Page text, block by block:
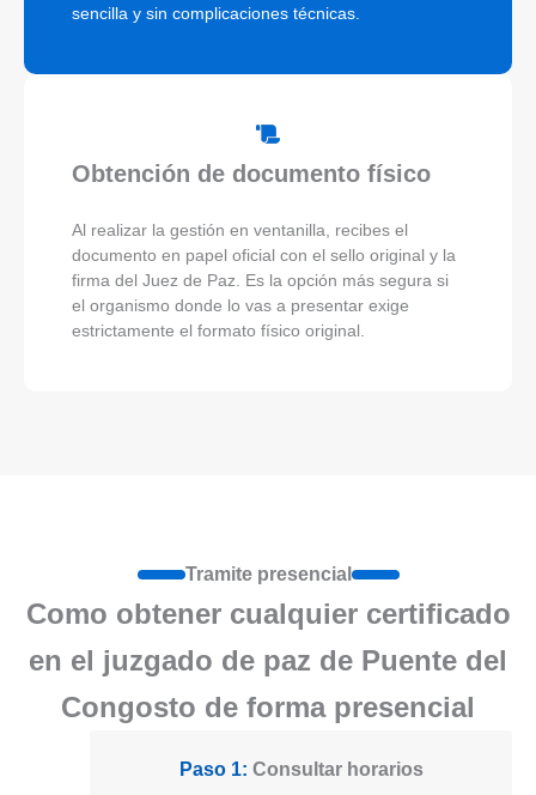
sencilla y sin complicaciones técnicas.
Obtención de documento físico
Al realizar la gestión en ventanilla, recibes el
documento en papel oficial con el sello original y la
firma del Juez de Paz. Es la opción más segura si
el organismo donde lo vas a presentar exige
estrictamente el formato físico original.
Tramite presencial
Como obtener cualquier certificado
en el juzgado de paz de Puente del
Congosto de forma presencial
Paso 1: Consultar horarios